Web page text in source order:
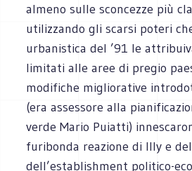
almeno sulle sconcezze più
utilizzando gli scarsi poteri
urbanistica del ’91 le
limitati alle aree di pregio
modifiche migliorative
(era assessore alla
verde Mario Puiatti)
furibonda reazione di Illy e
dell’establishment politico-